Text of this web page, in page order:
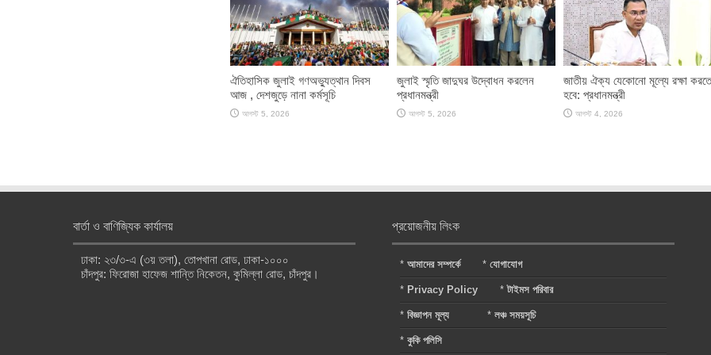
ঐতিহাসিক জুলাই গণঅভ্যুত্থান দিবস
আজ , দেশজুড়ে নানা কর্মসূচি
আগস্ট 5, 2026
জুলাই স্মৃতি জাদুঘর উদ্বোধন করলেন
প্রধানমন্ত্রী
আগস্ট 5, 2026
জাতীয় ঐক্য যেকোনো মূল্যে রক্ষা করতে
হবে: প্রধানমন্ত্রী
আগস্ট 4, 2026
বার্তা ও বাণিজ্যিক কার্যালয়
ঢাকা: ২৩/৩-এ (৩য় তলা), তোপখানা রোড, ঢাকা-১০০০
চাঁদপুর: ফিরোজা হাফেজ শান্তি নিকেতন, কুমিল্লা রোড, চাঁদপুর।
প্রয়োজনীয় লিংক
*আমাদের সম্পর্কে *যোগাযোগ
* Privacy Policy *টাইমস পরিবার
*বিজ্ঞাপন মূল্য *লঞ্চ সময়সূচি
*কুকি পলিসি